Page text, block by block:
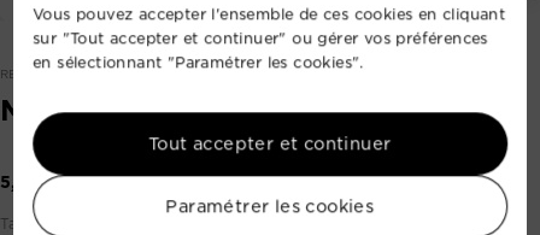
REF: 59827456
MONOPODE LEGER
5,00 €
Tarif par prestation (base 1 à 24h)
Vous pouvez accepter l'ensemble de ces cookies en cliquant
sur "Tout accepter et continuer" ou gérer vos préférences
en sélectionnant "Paramétrer les cookies".
Paramétrer les cookies
Tout accepter et continuer